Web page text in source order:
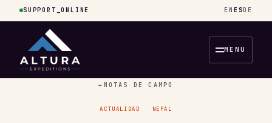
SUPPORT_ONLINE EN ESDE
MENU
← NOTAS DE CAMPO
ACTUALIDAD NEPAL